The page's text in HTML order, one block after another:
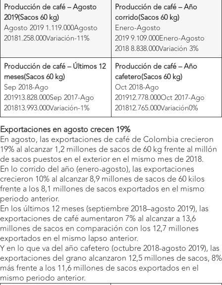
Producción de café – Agosto
2019(Sacos 60 kg)
Agosto 2019 1.119.000Agosto
20181.258.000Variación-11%
Producción de café – Año
corrido(Sacos 60 kg)
Enero-Agosto
2019 9.109.000Enero-Agosto
2018 8.838.000Variación 3%
Producción de café – Últimos 12
meses(Sacos 60 kg)
Sep 2018-Ago
201913.828.000Sep 2017-Ago
201813.993.000Variación-1%
Producción de café – Año
cafetero(Sacos 60 kg)
Oct 2018-Ago
201912.778.000Oct 2017-Ago
201812.765.000Variación0%
Exportaciones en agosto crecen 19%
En agosto, las exportaciones de café de Colombia crecieron
19% al alcanzar 1,2 millones de sacos de 60 kg frente al millón
de sacos puestos en el exterior en el mismo mes de 2018.
En lo corrido del año (enero-agosto), las exportaciones
crecieron 10% al alcanzar 8,9 millones de sacos de 60 kilos
frente a los 8,1 millones de sacos exportados en el mismo
periodo anterior.
En los últimos 12 meses (septiembre 2018–agosto 2019), las
exportaciones de café aumentaron 7% al alcanzar a 13,6
millones de sacos en comparación con los 12,7 millones
exportados en el mismo lapso anterior.
Y en lo que va del año cafetero (octubre 2018-agosto 2019), las
exportaciones del grano alcanzaron 12,5 millones de sacos, 8%
más frente a los 11,6 millones de sacos exportados en el
mismo periodo anterior.